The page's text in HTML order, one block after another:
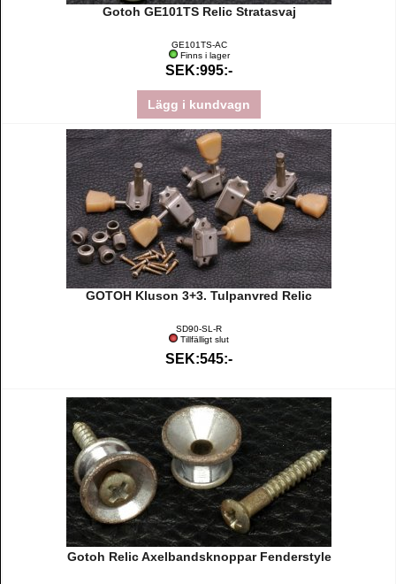
Gotoh GE101TS Relic Stratasvaj
GE101TS-AC
Finns i lager
SEK:995:-
Lägg i kundvagn
GOTOH Kluson 3+3. Tulpanvred Relic
SD90-SL-R
Tillfälligt slut
SEK:545:-
Gotoh Relic Axelbandsknoppar Fenderstyle